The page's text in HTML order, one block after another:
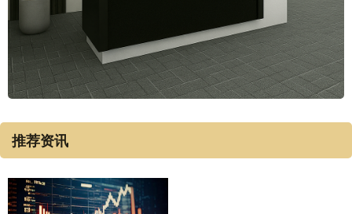
推荐资讯